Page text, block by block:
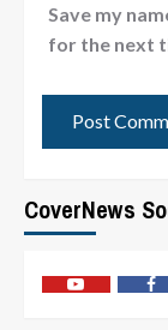
Save my
for the next
CoverNews